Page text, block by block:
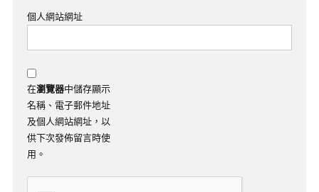
個人網站網址
在瀏覽器中儲存顯示
名稱、電子郵件地址
及個人網站網址，以
供下次發佈留言時使
用。